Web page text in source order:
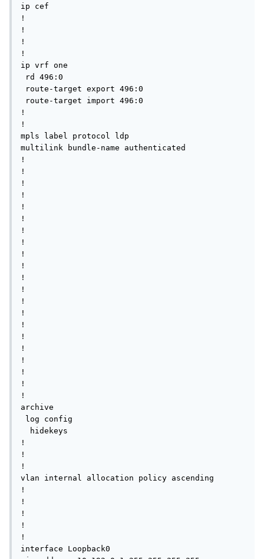
ip cef
!
!
!
!
ip vrf one
!
!
mpls label protocol ldp
multilink bundle-name authenticated
!
!
!
!
!
!
!
!
!
!
!
!
!
!
!
!
!
!
!
!
!
archive
!
!
!
vlan internal allocation policy ascending
!
!
!
!
!
interface Loopback0